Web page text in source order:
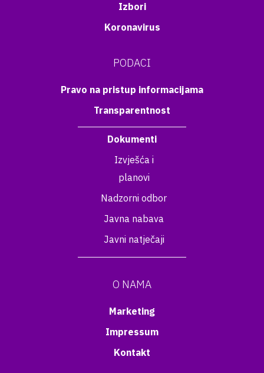
Izbori
Koronavirus
PODACI
Pravo na pristup informacijama
Transparentnost
Dokumenti
Izvješća i
planovi
Nadzorni odbor
Javna nabava
Javni natječaji
O NAMA
Marketing
Impressum
Kontakt